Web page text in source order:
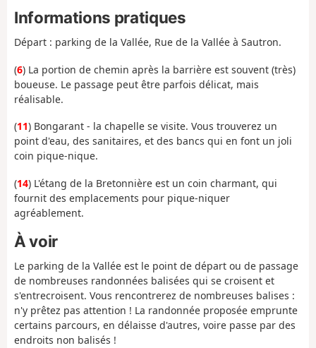
Informations pratiques
Départ : parking de la Vallée, Rue de la Vallée à Sautron.
(6) La portion de chemin après la barrière est souvent (très)
boueuse. Le passage peut être parfois délicat, mais
réalisable.
(11) Bongarant - la chapelle se visite. Vous trouverez un
point d'eau, des sanitaires, et des bancs qui en font un joli
coin pique-nique.
(14) L'étang de la Bretonnière est un coin charmant, qui
fournit des emplacements pour pique-niquer
agréablement.
À voir
Le parking de la Vallée est le point de départ ou de passage
de nombreuses randonnées balisées qui se croisent et
s'entrecroisent. Vous rencontrerez de nombreuses balises :
n'y prêtez pas attention ! La randonnée proposée emprunte
certains parcours, en délaisse d'autres, voire passe par des
endroits non balisés !